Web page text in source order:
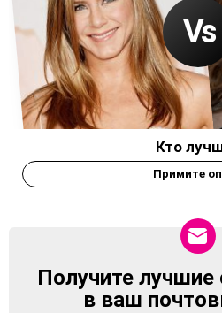
Кто
Примите
NEWSLETTER
Получите лучшие
в ваш